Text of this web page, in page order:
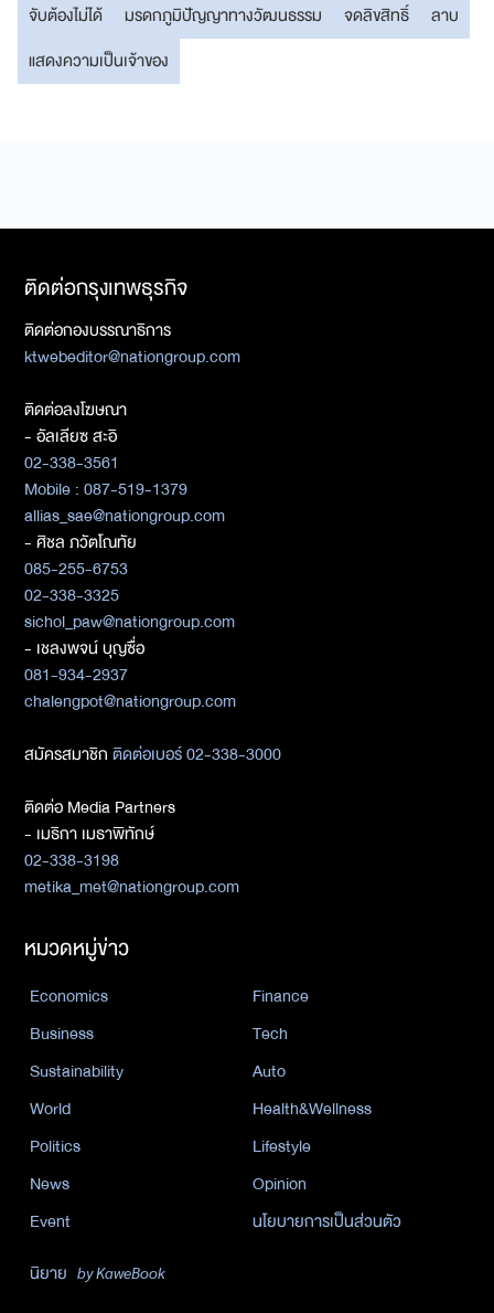
จับต้องไม่ได้
มรดกภูมิปัญญาทางวัฒนธรรม จดลิขสิทธิ์
ลาบ
แสดงความเป็นเจ้าของ
ติดต่อกรุงเทพธุรกิจ
ติดต่อกองบรรณาธิการ
ktwebeditor@nationgroup.com
ติดต่อลงโฆษณา
- อัลเลียซ สะอิ
02-338-3561
Mobile : 087-519-1379
allias_sae@nationgroup.com
- ศิชล ภวัตโณทัย
085-255-6753
02-338-3325
sichol_paw@nationgroup.com
- เชลงพจน์ บุญซื่อ
081-934-2937
chalengpot@nationgroup.com
สมัครสมาชิกติดต่อเบอร์ 02-338-3000
ติดต่อ Media Partners
- เมธิกา เมธาพิทักษ์
02-338-3198
metika_met@nationgroup.com
หมวดหมู่ข่าว
Economics
Finance
Business
Tech
Sustainability
Auto
World
Health&Wellness
Politics
Lifestyle
News
Opinion
Event
นโยบายการเป็นส่วนตัว
นิยาย by KaweBook